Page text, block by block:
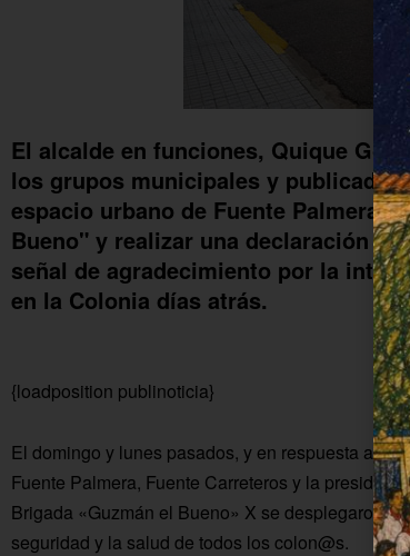
El alcalde en funciones, Quique
los grupos municipales y publicado
espacio urbano de Fuente Palmera
Bueno" y realizar una declaración
señal de agradecimiento por la
en la Colonia días atrás.
{loadposition publinoticia}
El domingo y lunes pasados, y en respuesta a la
Fuente Palmera, Fuente Carreteros y la
Brigada «Guzmán el Bueno» X se desplegaron
seguridad y la salud de todos los colon@s.